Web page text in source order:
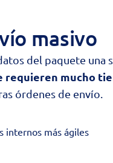
masivo
del paquete una
mucho
órdenes de envío.
internos más ágiles